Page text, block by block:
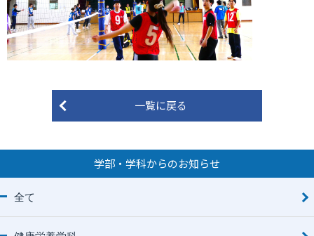
一覧に戻る
学部・学科からのお知らせ
全て